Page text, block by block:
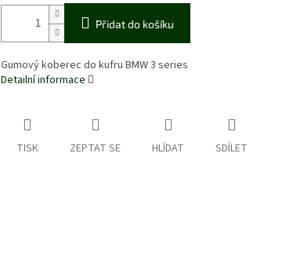
Přidat do košíku
Gumový koberec do kufru BMW 3 series
Detailní informace
TISK ZEPTAT SE HLÍDAT SDÍLET